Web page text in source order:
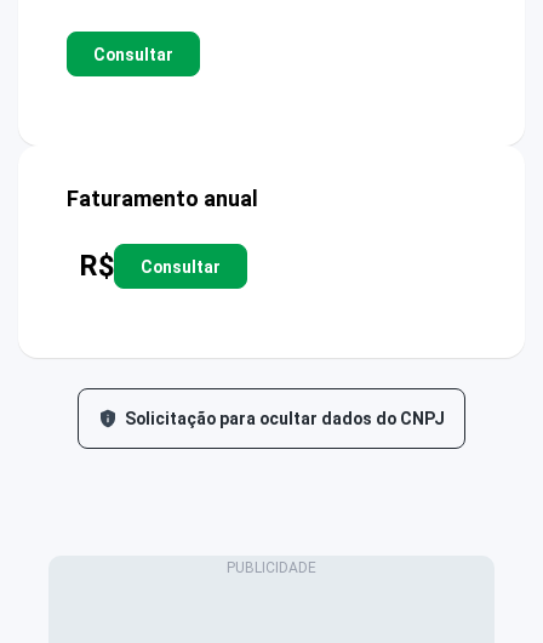
Consultar
Faturamento anual
R$ Consultar
Solicitação para ocultar dados do CNPJ